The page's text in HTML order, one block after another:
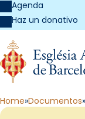
Agenda
Haz un donativo
Home Documentos